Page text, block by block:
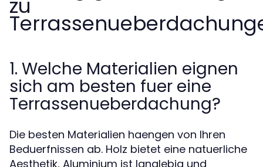
zu
1. Welche Materialien eignen
sich am besten fuer eine
Terrassenueberdachung?
Die besten Materialien haengen von Ihren
Beduerfnissen ab. Holz bietet eine natuerliche
Aesthetik, Aluminium ist langlebig und